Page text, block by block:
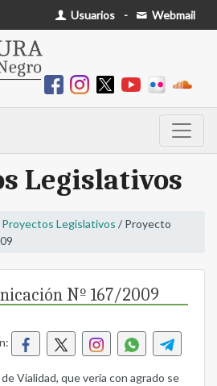
Usuarios - Webmail
Legislativos
Proyectos Legislativos / Proyecto
Nº 167/2009
Vialidad, que vería con agrado se